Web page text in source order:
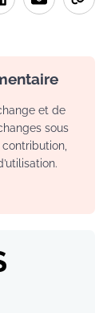
et de
sous